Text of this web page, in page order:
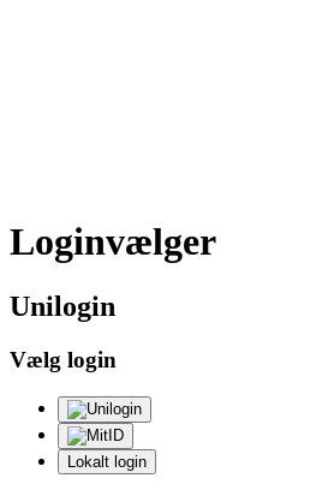
Loginvælger
Unilogin
Vælg login
Lokalt login